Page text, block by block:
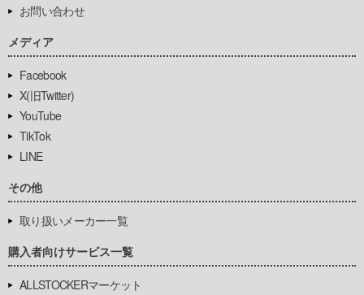
お問い合わせ
メディア
Facebook
X(旧Twitter)
YouTube
TikTok
LINE
その他
取り扱いメーカー一覧
購入者向けサービス一覧
ALLSTOCKERマーケット